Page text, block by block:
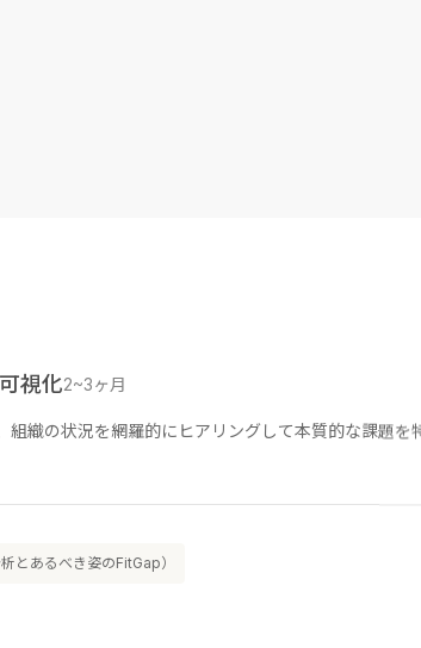
視化 2~3ヶ月
組織の状況を網羅的にヒアリングして本質的な課題を
とあるべき姿のFitGap）